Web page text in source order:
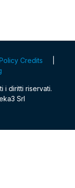
Credits
i diritti riservati.
Srl